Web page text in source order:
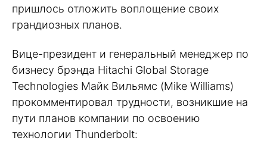
пришлось отложить воплощение своих
грандиозных планов.
Вице-президент и генеральный менеджер по
бизнесу брэнда Hitachi Global Storage
Technologies Майк Вильямс (Mike Williams)
прокомментировал трудности, возникшие на
пути планов компании по освоению
технологии Thunderbolt: